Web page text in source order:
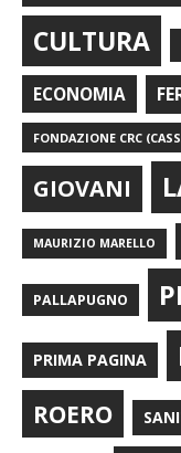
CULTURA
ECONOMIA
FONDAZIONE CRC
GIOVANI
MAURIZIO MARELLO
PALLAPUGNO
PRIMA PAGINA
ROERO